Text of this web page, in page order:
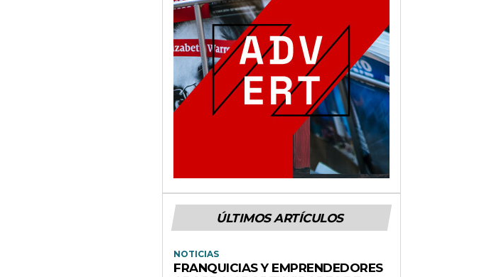
ÚLTIMOS ARTÍCULOS
NOTICIAS
FRANQUICIAS Y EMPRENDEDORES